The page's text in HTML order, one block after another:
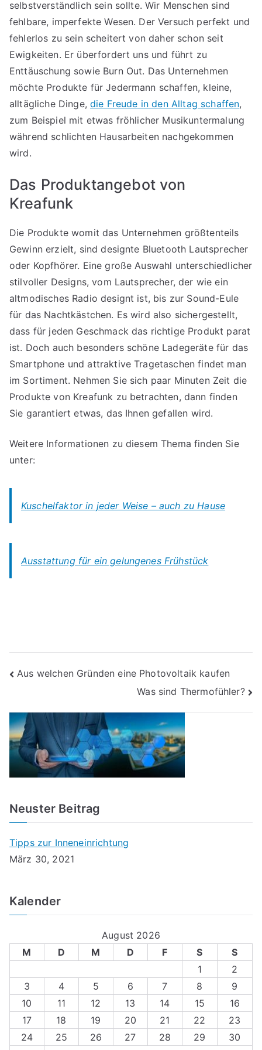
selbstverständlich sein sollte. Wir Menschen sind
fehlbare, imperfekte Wesen. Der Versuch perfekt und
fehlerlos zu sein scheitert von daher schon seit
Ewigkeiten. Er überfordert uns und führt zu
Enttäuschung sowie Burn Out. Das Unternehmen
möchte Produkte für Jedermann schaffen, kleine,
alltägliche Dinge,die Freude in den Alltag schaffen,
zum Beispiel mit etwas fröhlicher Musikuntermalung
während schlichten Hausarbeiten nachgekommen
wird.
Das Produktangebot von
Kreafunk
Die Produkte womit das Unternehmen größtenteils
Gewinn erzielt, sind designte Bluetooth Lautsprecher
oder Kopfhörer. Eine große Auswahl unterschiedlicher
stilvoller Designs, vom Lautsprecher, der wie ein
altmodisches Radio designt ist, bis zur Sound-Eule
für das Nachtkästchen. Es wird also sichergestellt,
dass für jeden Geschmack das richtige Produkt parat
ist. Doch auch besonders schöne Ladegeräte für das
Smartphone und attraktive Tragetaschen findet man
im Sortiment. Nehmen Sie sich paar Minuten Zeit die
Produkte von Kreafunk zu betrachten, dann finden
Sie garantiert etwas, das Ihnen gefallen wird.
Weitere Informationen zu diesem Thema finden Sie
unter:
Kuschelfaktor in jeder Weise – auch zu Hause
Ausstattung für ein gelungenes Frühstück
Beitragsnavigation
Aus welchen Gründen eine Photovoltaik kaufen
Was sind Thermofühler?
Neuster Beitrag
Tipps zur Inneneinrichtung
März 30, 2021
Kalender
August 2026
M
D M D F S
S
1
2
3
4 5 6 7 8
9
10
11 12 13 14 15
16
17
18 19 20 21 22
23
24
25 26 27 28 29
30